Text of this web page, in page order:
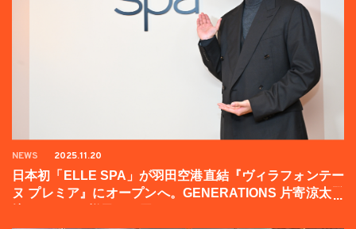
NEWS 2025.11.20
日本初「ELLE SPA」が羽田空港直結『ヴィラフォンテー
ヌ プレミア』にオープンへ。GENERATIONS 片寄涼太登